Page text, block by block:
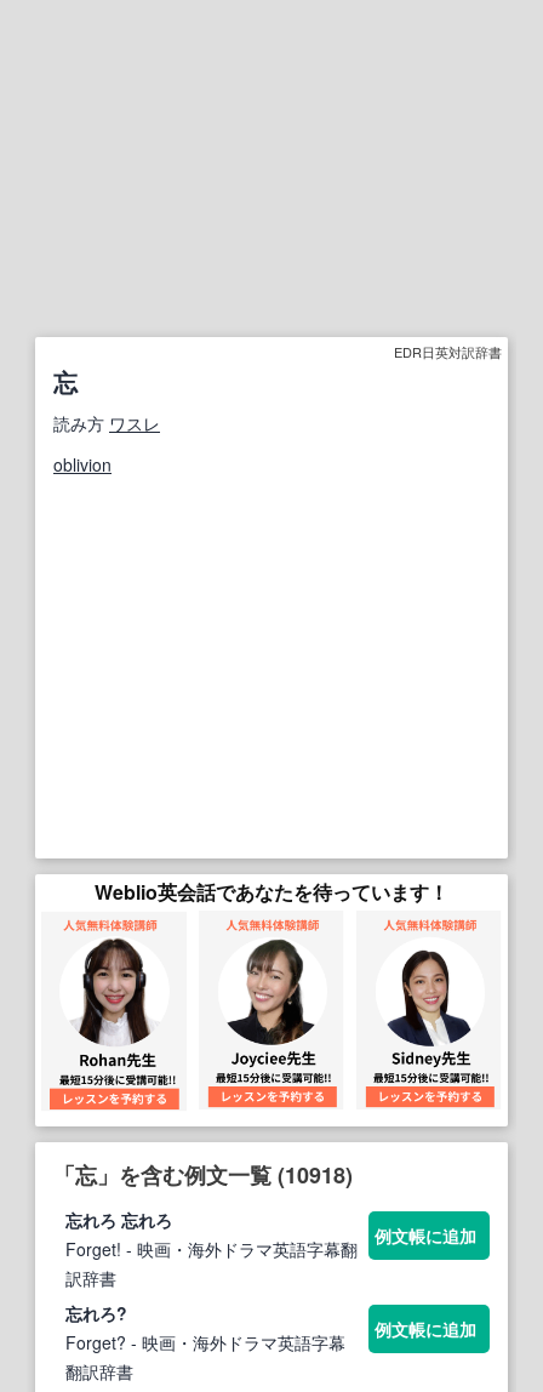
EDR日英対訳辞書
忘
読み方 ワスレ
oblivion
Weblio英会話であなたを待っています！
「忘」を含む例文一覧 (10918)
忘れろ 忘れろ
Forget! - 映画・海外ドラマ英語字幕翻
訳辞書
例文帳に追加
忘れろ?
Forget? - 映画・海外ドラマ英語字幕
翻訳辞書
例文帳に追加